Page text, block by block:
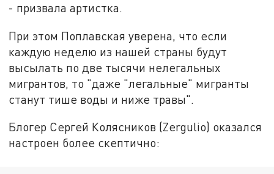
- призвала артистка.
При этом Поплавская уверена, что если
каждую неделю из нашей страны будут
высылать по две тысячи нелегальных
мигрантов, то "даже "легальные" мигранты
станут тише воды и ниже травы".
Блогер Сергей Колясников (Zergulio) оказался
настроен более скептично: